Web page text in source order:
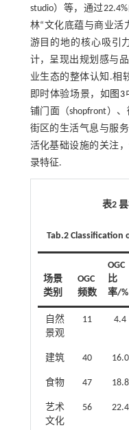
studio）等，通过
林“文化底蕴与商业活
游目的地的核心吸引
计，呈现出规划感与
业生态的整体认知.相
即时体验场景，如 图3
铺门面（shopfront）
街区的生活气息与服
活化基础设施的关注
录特征.
表2
Tab.2 Classification
场景
类别
OGC
频数
OGC
比
率/%
自然
景观
11 4.4
建筑 40 16.0
食物 47 18.8
艺术
文化
56 22.4